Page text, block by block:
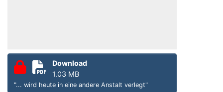
Download
1.03 MB
"... wird heute in eine andere Anstalt verlegt"